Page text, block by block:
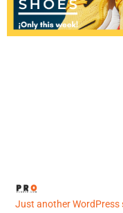
Just another WordPress